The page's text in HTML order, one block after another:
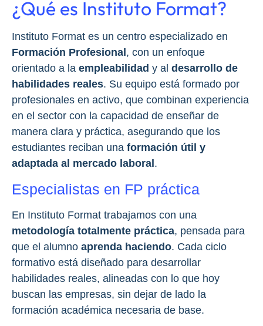
¿Qué es Instituto Format?
Instituto Format es un centro especializado en
Formación Profesional , con un enfoque
orientado a la empleabilidad y al desarrollo de
habilidades reales. Su equipo está formado por
profesionales en activo, que combinan experiencia
en el sector con la capacidad de enseñar de
manera clara y práctica, asegurando que los
estudiantes reciban una formación útil y
adaptada al mercado laboral .
Especialistas en FP práctica
En Instituto Format trabajamos con una
metodología totalmente práctica, pensada para
que el alumno aprenda haciendo. Cada ciclo
formativo está diseñado para desarrollar
habilidades reales, alineadas con lo que hoy
buscan las empresas, sin dejar de lado la
formación académica necesaria de base.